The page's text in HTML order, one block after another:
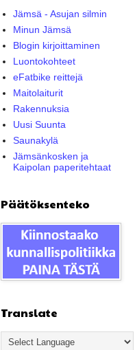
Jämsä - Asujan silmin
Minun Jämsä
Blogin kirjoittaminen
Luontokohteet
eFatbike reittejä
Maitolaiturit
Rakennuksia
Uusi Suunta
Saunakylä
Jämsänkosken ja
Kaipolan paperitehtaat
Päätöksenteko
Translate